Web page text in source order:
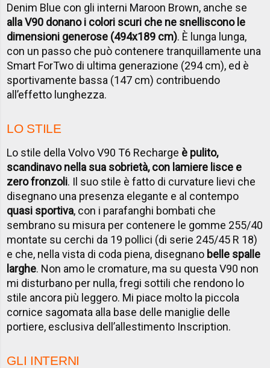
Denim Blue con gli interni Maroon Brown, anche se
alla V90 donano i colori scuri che ne snelliscono le
dimensioni generose (494x189 cm). È lunga lunga,
con un passo che può contenere tranquillamente una
Smart ForTwo di ultima generazione (294 cm), ed è
sportivamente bassa (147 cm) contribuendo
all’effetto lunghezza.
LO STILE
Lo stile della Volvo V90 T6 Recharge è pulito,
scandinavo nella sua sobrietà, con lamiere lisce e
zero fronzoli. Il suo stile è fatto di curvature lievi che
disegnano una presenza elegante e al contempo
quasi sportiva, con i parafanghi bombati che
sembrano su misura per contenere le gomme 255/40
montate su cerchi da 19 pollici (di serie 245/45 R 18)
e che, nella vista di coda piena, disegnano belle spalle
larghe. Non amo le cromature, ma su questa V90 non
mi disturbano per nulla, fregi sottili che rendono lo
stile ancora più leggero. Mi piace molto la piccola
cornice sagomata alla base delle maniglie delle
portiere, esclusiva dell’allestimento Inscription.
GLI INTERNI